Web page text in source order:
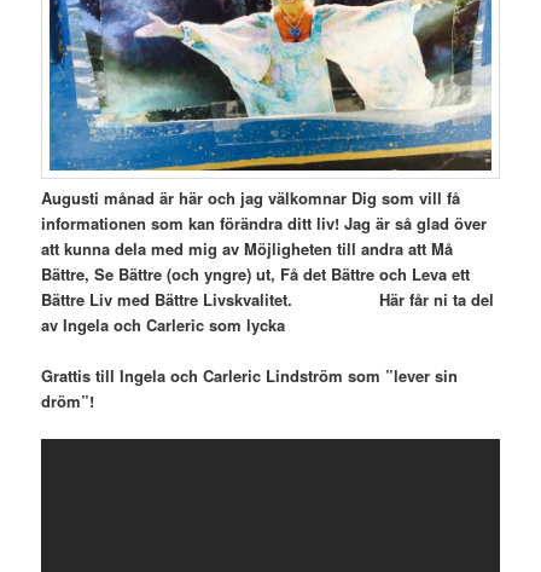
Augusti månad är här och jag välkomnar Dig som vill få
informationen som kan förändra ditt liv! Jag är så glad över
att kunna dela med mig av Möjligheten till andra attMå
Bättre,Se Bättre (och yngre) ut, Få det Bättre och Leva ett
Bättre Liv med Bättre Livskvalitet. Här får ni ta del
av Ingela och Carleric som lycka
Grattis till Ingela och Carleric Lindström som ”lever sin
dröm”!